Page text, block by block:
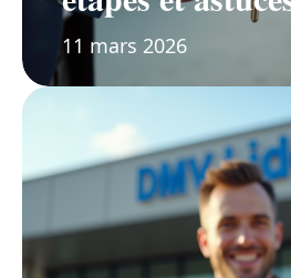
11 mars 2026